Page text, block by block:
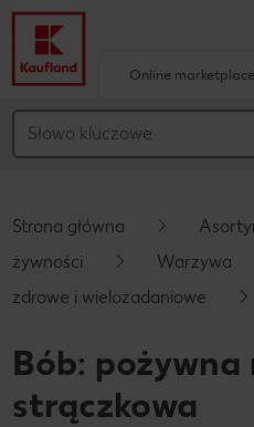
Główna treść
Pływający pasek boczny
Online marketplace
Strona główna
żywności
Warzywa
zdrowe i wielozadaniowe
Bób: pożywna
strączkowa